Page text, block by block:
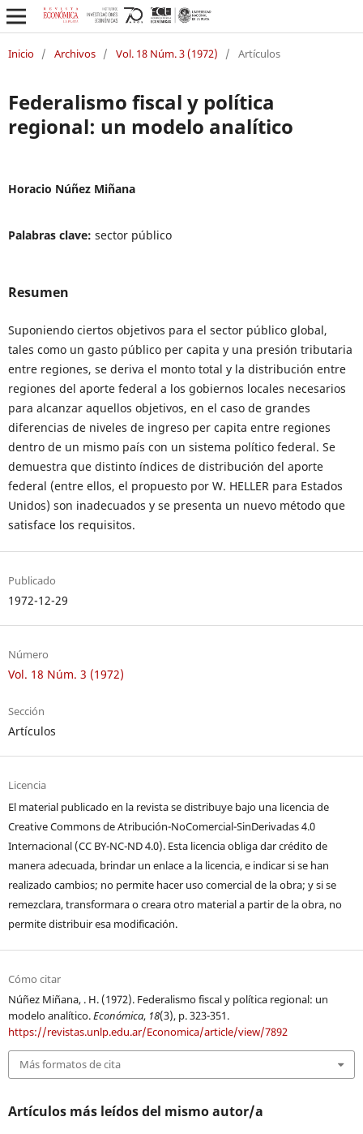
Inicio / Archivos / Vol. 18 Núm. 3 (1972) / Artículos
Federalismo fiscal y política
regional: un modelo analítico
Horacio Núñez Miñana
Palabras clave: sector público
Resumen
Suponiendo ciertos objetivos para el sector público global,
tales como un gasto público per capita y una presión tributaria
entre regiones, se deriva el monto total y la distribución entre
regiones del aporte federal a los gobiernos locales necesarios
para alcanzar aquellos objetivos, en el caso de grandes
diferencias de niveles de ingreso per capita entre regiones
dentro de un mismo país con un sistema político federal. Se
demuestra que distinto índices de distribución del aporte
federal (entre ellos, el propuesto por W. HELLER para Estados
Unidos) son inadecuados y se presenta un nuevo método que
satisface los requisitos.
Publicado
1972-12-29
Número
Vol. 18 Núm. 3 (1972)
Sección
Artículos
Licencia
El material publicado en la revista se distribuye bajo una licencia de
Creative Commons de Atribución-NoComercial-SinDerivadas 4.0
Internacional (CC BY-NC-ND 4.0). Esta licencia obliga dar crédito de
manera adecuada, brindar un enlace a la licencia, e indicar si se han
realizado cambios; no permite hacer uso comercial de la obra; y si se
remezclara, transformara o creara otro material a partir de la obra, no
permite distribuir esa modificación.
Cómo citar
Núñez Miñana, . H. (1972). Federalismo fiscal y política regional: un
modelo analítico.Económica, 18(3), p. 323-351.
https://revistas.unlp.edu.ar/Economica/article/view/7892
Más formatos de cita
Artículos más leídos del mismo autor/a